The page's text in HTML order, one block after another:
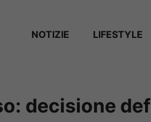
NOTIZIE LIFESTYLE
decisione